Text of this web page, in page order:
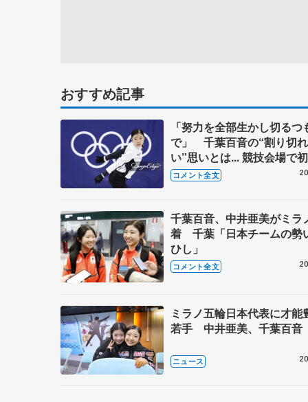
おすすめ記事
「努力を全部生かし切るつ
で」 千葉百音の“割り切
い”思いとは... 競技会場で
【12日公式練習後】
コメント全文
千葉百音、中井亜美がミラ
着 千葉「日本チームの勢
ひし」
コメント全文
ミラノ五輪日本代表に才能
若手 中井亜美、千葉百音
ニュース